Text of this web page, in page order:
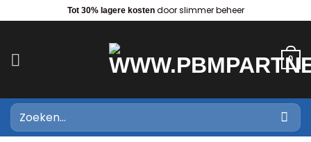
naar
Tot 30% lagere kosten door slimmer beheer
0
Zoeken
naar: